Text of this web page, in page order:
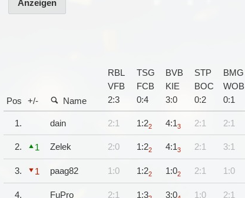
Anzeigen
Pos +/- Name
RBL
VFB
2:3
TSG
FCB
0:4
BVB
KIE
3:0
STP
BOC
0:2
BMG
WOB
0:1
1. dain 2:1 1:22 4:13 2:1 2:1
2. 1 Zelek 2:0 1:22 4:13 2:1 3:1
3. 1 paag82 1:0 1:22 1:02 2:1 1:0
4. FuPro 2:1 1:3 3:0 1:0 2:1